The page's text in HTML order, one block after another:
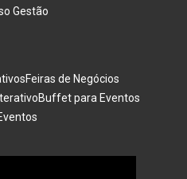
Gestão
Feiras de Negócios
Buffet para Eventos